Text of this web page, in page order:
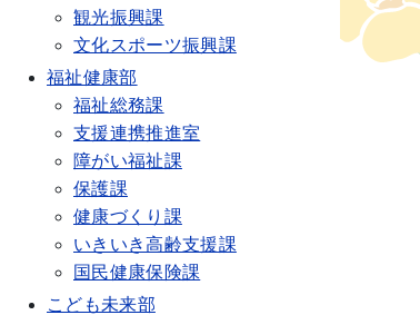
観光振興課
文化スポーツ振興課
福祉健康部
福祉総務課
支援連携推進室
障がい福祉課
保護課
健康づくり課
いきいき高齢支援課
国民健康保険課
こども未来部